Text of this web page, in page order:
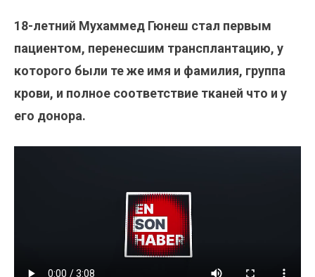
18-летний Мухаммед Гюнеш стал первым
пациентом, перенесшим трансплантацию, у
которого были те же имя и фамилия, группа
крови, и полное соответствие тканей что и у
его донора.